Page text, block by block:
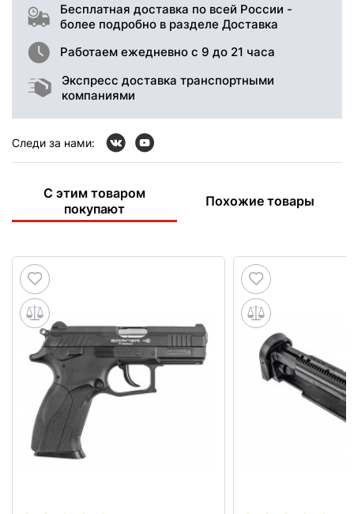
Бесплатная доставка по всей России -
более подробно в разделе Доставка
Работаем ежедневно с 9 до 21 часа
Экспресс доставка транспортными
компаниями
Следи за нами:
С этим товаром
покупают
Похожие товары